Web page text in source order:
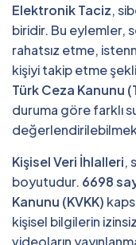
Elektronik Taciz,
biridir. Bu eylemler,
rahatsız etme,
kişiyi takip etme
Türk Ceza Kanunu
duruma göre farklı
Kişisel Veri İhlalleri,
boyutudur. 6698
Kanunu (KVKK)
kişisel bilgilerin
videoların